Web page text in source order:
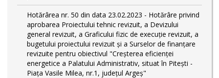
Hotărârea nr. 50 din data 23.02.2023 - Hotărâre privind
aprobarea Proiectului tehnic revizuit, a Devizului
general revizuit, a Graficului fizic de execuţie revizuit, a
bugetului proiectului revizuit și a Surselor de finanțare
revizuite pentru obiectivul "Creşterea eficienţei
energetice a Palatului Administrativ, situat în Piteşti -
Piaţa Vasile Milea, nr.1, judeţul Argeş"